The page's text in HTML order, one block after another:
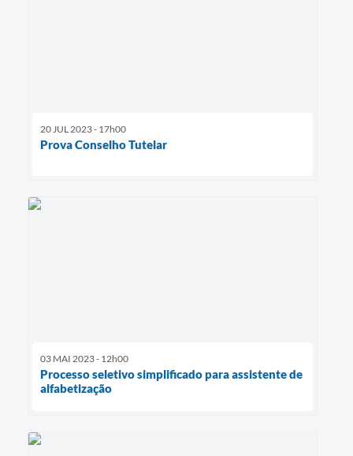
20 JUL 2023 - 17h00
Prova Conselho Tutelar
03 MAI 2023 - 12h00
Processo seletivo simplificado para assistente de
alfabetização